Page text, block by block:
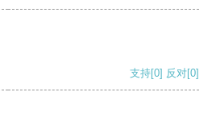
支持[0] 反对[0]